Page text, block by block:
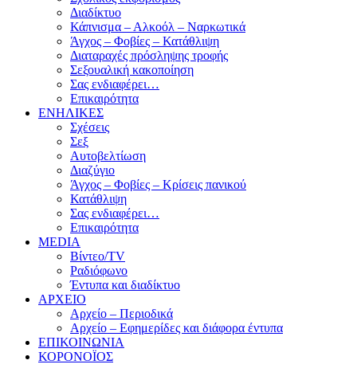
Διαδίκτυο
Κάπνισμα – Αλκοόλ – Ναρκωτικά
Άγχος – Φοβίες – Κατάθλιψη
Διαταραχές πρόσληψης τροφής
Σεξουαλική κακοποίηση
Σας ενδιαφέρει…
Επικαιρότητα
ΕΝΗΛΙΚΕΣ
Σχέσεις
Σεξ
Αυτοβελτίωση
Διαζύγιο
Άγχος – Φοβίες – Κρίσεις πανικού
Κατάθλιψη
Σας ενδιαφέρει…
Επικαιρότητα
MEDIA
Βίντεο/TV
Ραδιόφωνο
Έντυπα και διαδίκτυο
ΑΡΧΕΙΟ
Αρχείο – Περιοδικά
Αρχείο – Εφημερίδες και διάφορα έντυπα
ΕΠΙΚΟΙΝΩΝΙΑ
ΚΟΡΟΝΟΪΟΣ